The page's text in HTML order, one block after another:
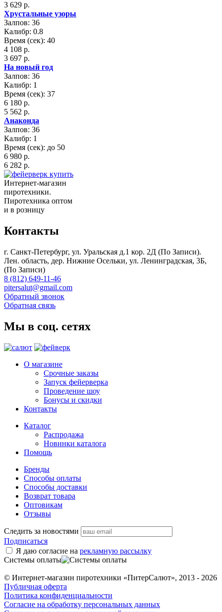
3 629 р.
Хрустальные узоры
Залпов: 36
Калибр: 0.8
Время (сек): 40
4 108 р.
3 697 р.
На новый год
Залпов: 36
Калибр: 1
Время (сек): 37
6 180 р.
5 562 р.
Анаконда
Залпов: 36
Калибр: 1
Время (сек): до 50
6 980 р.
6 282 р.
Интернет-магазин
пиротехники.
Пиротехника оптом
и в розницу
Контакты
г. Санкт-Петербург, ул. Уральская д.1 кор. 2Д (По Записи).
Лен. область, дер. Нижние Осельки, ул. Ленинградская, 3Б,
(По Записи)
8 (812) 649-11-46
pitersalut@gmail.com
Обратный звонок
Обратная связь
Мы в соц. сетях
О магазине
Срочные заказы
Запуск фейерверка
Проведение шоу
Бонусы и скидки
Контакты
Каталог
Распродажа
Новинки каталога
Помощь
Бренды
Способы оплаты
Способы доставки
Возврат товара
Оптовикам
Отзывы
Следить за новостями
Подписаться
Я даю согласие на рекламную рассылку
Системы оплаты
© Интернет-магазин пиротехники «ПитерСалют», 2013 - 2026
Публичная оферта
Политика конфиденциальности
Согласие на обработку персональных данных